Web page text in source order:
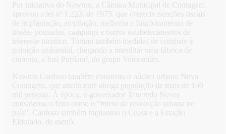
Por iniciativa do Newton, a Câmara Municipal de Contagem
aprovou a lei nº 1.223, de 1975, que oferecia isenções fiscais
de implantação, ampliação, melhoria e funcionamento de
hotéis, pousadas, campings e outros estabelecimentos de
interesse turístico. Tomou também medidas de combate à
poluição ambiental, chegando a interditar uma fábrica de
cimento, a Itaú Portland, do grupo Votorantim.
Newton Cardoso também construiu o núcleo urbano Nova
Contagem, que atualmente abriga população de mais de 100
mil pessoas. À época, o governador Tancredo Neves
considerou o feito como o “início da revolução urbana no
país”. Cardoso também implantou o Ceasa e a Estação
Eldorado, de metrô.